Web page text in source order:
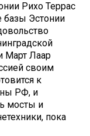
Рихо Террас
базы Эстонии
Март Лаар
своим
к
РФ, и
мосты и
пока